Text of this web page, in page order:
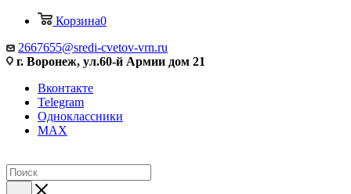
Корзина0
2667655@sredi-cvetov-vrn.ru
г. Воронеж, ул.60-й Армии дом 21
Вконтакте
Telegram
Одноклассники
MAX